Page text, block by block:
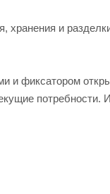
и
фиксатором
потребности.
наличие,